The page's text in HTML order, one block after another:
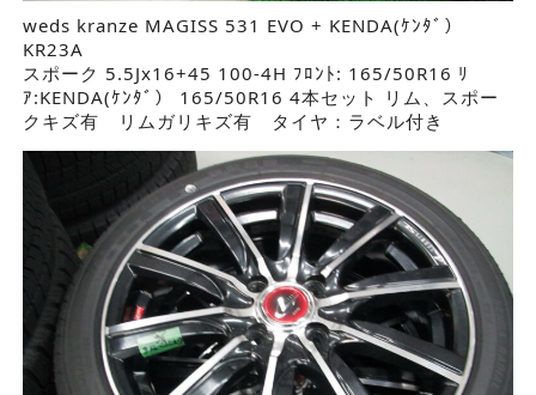
weds kranze MAGISS 531 EVO + KENDA(ｹﾝﾀﾞ）
KR23A
スポーク 5.5Jx16+45 100-4H ﾌﾛﾝﾄ: 165/50R16 ﾘ
ｱ:KENDA(ｹﾝﾀﾞ） 165/50R16 4本セット リム、スポー
クキズ有 リムガリキズ有 タイヤ：ラベル付き